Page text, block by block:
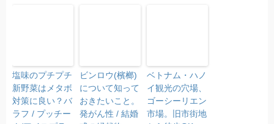
塩味のプチプチ
新野菜はメタボ
対策に良い？バ
ラフ / プッチー
ビンロウ(檳榔)
について知って
おきたいこと。
発がん性 / 結婚
ベトナム・ハノ
イ観光の穴場、
ゴーシーリエン
市場。旧市街地